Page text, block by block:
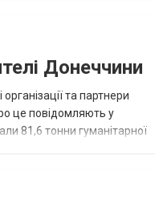
Донеччини
та партнери
це повідомляють у
81,6 тонни гуманітарної